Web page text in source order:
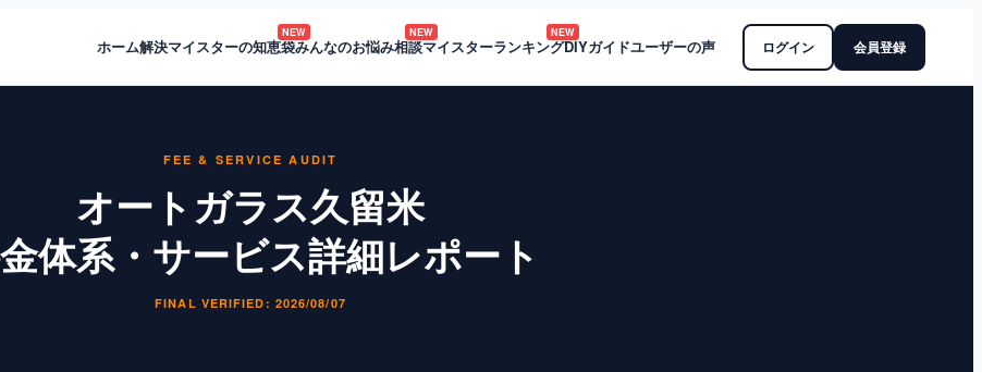
ホーム解決マイスターの知恵袋
NEW
みんなのお悩み相談
NEW
マイスターランキング
NEW
DIYガイドユーザーの声 ログイン 会員登録
FEE & SERVICE AUDIT
オートガラス久留米
体系・サービス詳細レポート
FINAL VERIFIED: 2026/08/07